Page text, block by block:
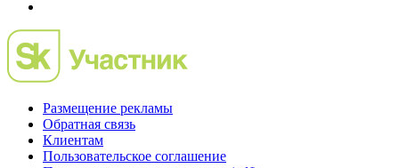
Размещение рекламы
Обратная связь
Клиентам
Пользовательское соглашение